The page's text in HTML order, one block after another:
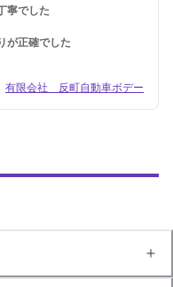
寧でした
が正確でした
有限会社 反町自動車ボデー